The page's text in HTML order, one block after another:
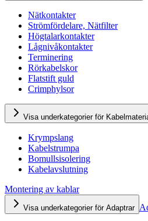
Nätkontakter
Strömfördelare, Nätfilter
Högtalarkontakter
Lågnivåkontakter
Terminering
Rörkabelskor
Flatstift guld
Crimphylsor
Visa underkategorier för
Krympslang
Kabelstrumpa
Bomullsisolering
Kabelavslutning
Montering av kablar
Visa underkategorier för Adaptrar